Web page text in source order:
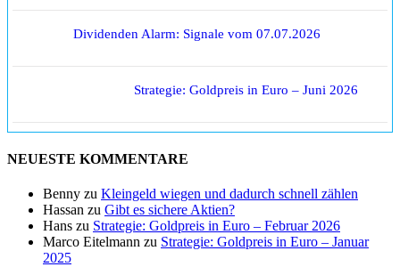
Dividenden Alarm: Signale vom 07.07.2026
Strategie: Goldpreis in Euro – Juni 2026
NEUESTE KOMMENTARE
Benny zu Kleingeld wiegen und dadurch schnell zählen
Hassan zu Gibt es sichere Aktien?
Hans zu Strategie: Goldpreis in Euro – Februar 2026
Marco Eitelmann zu Strategie: Goldpreis in Euro – Januar
2025